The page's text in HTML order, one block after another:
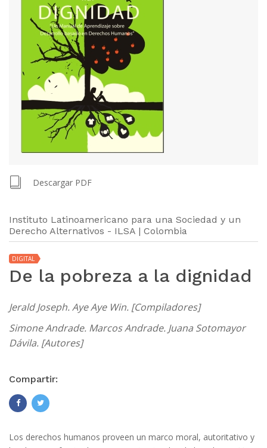
Descargar PDF
Instituto Latinoamericano para una Sociedad y un
Derecho Alternativos - ILSA | Colombia
DIGITAL
De la pobreza a la dignidad
Jerald Joseph. Aye Aye Win. [Compiladores]
Simone Andrade. Marcos Andrade. Juana Sotomayor
Dávila. [Autores]
Compartir:
Los derechos humanos proveen un marco moral, autoritativo y